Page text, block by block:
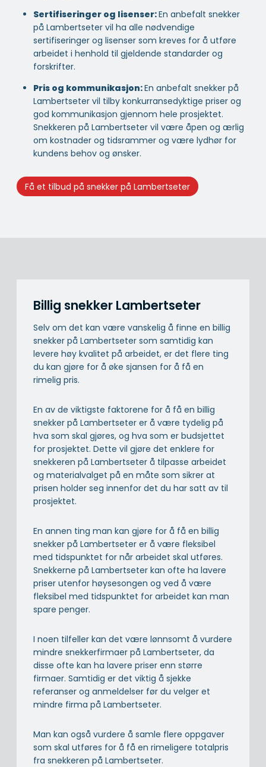
Sertifiseringer og lisenser:En anbefalt snekker
på Lambertseter vil ha alle nødvendige
sertifiseringer og lisenser som kreves for å utføre
arbeidet i henhold til gjeldende standarder og
forskrifter.
Pris og kommunikasjon:En anbefalt snekker på
Lambertseter vil tilby konkurransedyktige priser og
god kommunikasjon gjennom hele prosjektet.
Snekkeren på Lambertseter vil være åpen og ærlig
om kostnader og tidsrammer og være lydhør for
kundens behov og ønsker.
Få et tilbud på snekker på Lambertseter
Billig snekker Lambertseter
Selv om det kan være vanskelig å finne en billig
snekker på Lambertseter som samtidig kan
levere høy kvalitet på arbeidet, er det flere ting
du kan gjøre for å øke sjansen for å få en
rimelig pris.
En av de viktigste faktorene for å få en billig
snekker på Lambertseter er å være tydelig på
hva som skal gjøres, og hva som er budsjettet
for prosjektet. Dette vil gjøre det enklere for
snekkeren på Lambertseter å tilpasse arbeidet
og materialvalget på en måte som sikrer at
prisen holder seg innenfor det du har satt av til
prosjektet.
En annen ting man kan gjøre for å få en billig
snekker på Lambertseter er å være fleksibel
med tidspunktet for når arbeidet skal utføres.
Snekkerne på Lambertseter kan ofte ha lavere
priser utenfor høysesongen og ved å være
fleksibel med tidspunktet for arbeidet kan man
spare penger.
I noen tilfeller kan det være lønnsomt å vurdere
mindre snekkerfirmaer på Lambertseter, da
disse ofte kan ha lavere priser enn større
firmaer. Samtidig er det viktig å sjekke
referanser og anmeldelser før du velger et
mindre firma på Lambertseter.
Man kan også vurdere å samle flere oppgaver
som skal utføres for å få en rimeligere totalpris
fra snekkeren på Lambertseter.